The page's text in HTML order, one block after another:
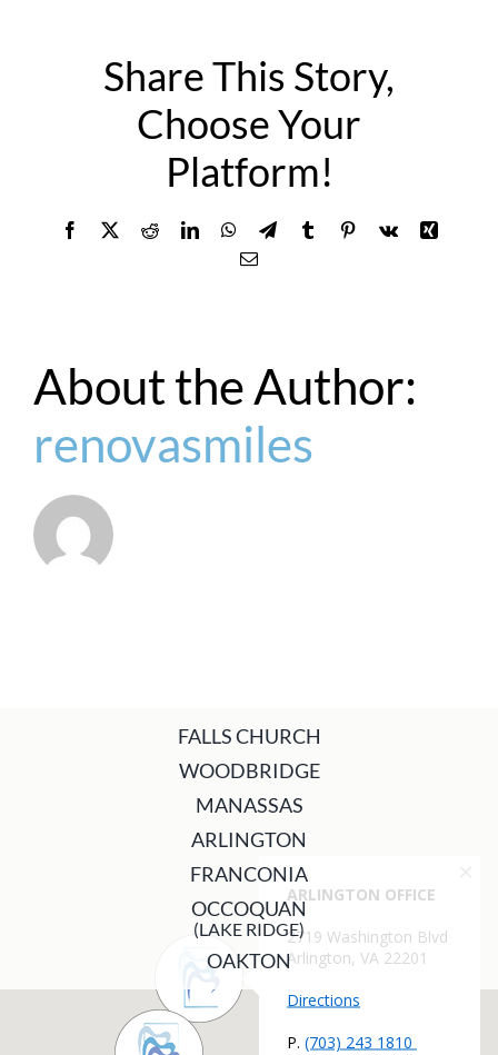
Share This Story,
Choose Your
Platform!
Facebook
X RedditLinkedInWhatsApp
TelegramTumblrPinterest
Vk
Xing
Email
About the Author:
renovasmiles
FALLS CHURCH
WOODBRIDGE
MANASSAS
ARLINGTON
FRANCONIA
OCCOQUAN
(LAKE RIDGE)
OAKTON